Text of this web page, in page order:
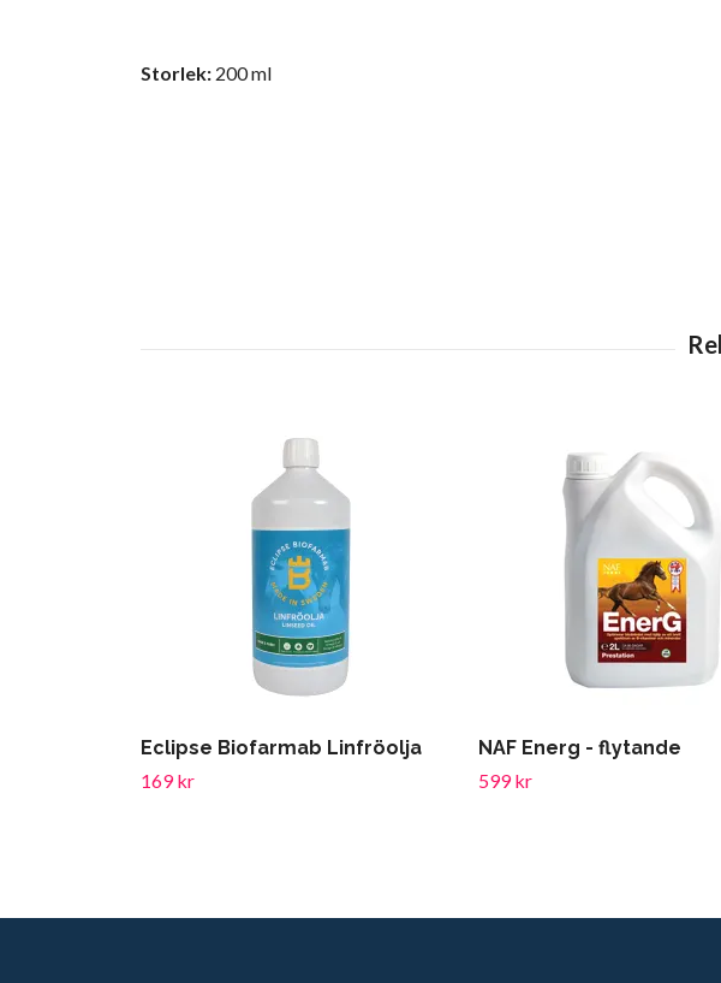
Storlek: 200 ml
Eclipse Biofarmab Linfröolja
169 kr
NAF Energ - flytande
599 kr